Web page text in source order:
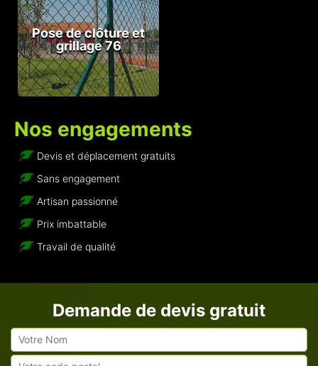
Pose de clôture et
grillage 76
Nos engagements
Devis et déplacement gratuits
Sans engagement
Artisan passionné
Prix imbattable
Travail de qualité
Demande de devis gratuit